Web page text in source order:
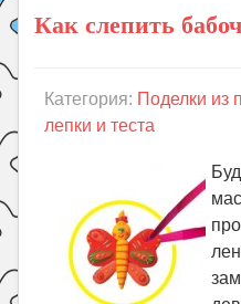
Как слепить
Категория: Поделки из
лепки и теста